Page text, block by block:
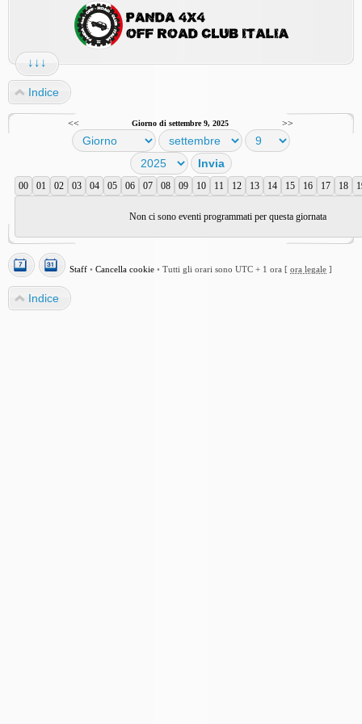
↓↓↓
Indice
<< Giorno di settembre 9, 2025 >>
00 01 02 03 04 05 06 07 08 09 10 11 12 13 14 15 16 17 18
Non ci sono eventi programmati per questa giornata
Staff • Cancella cookie • Tutti gli orari sono UTC + 1 ora [ ora legale ]
Indice